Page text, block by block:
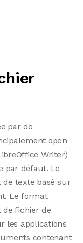
par de
open
Writer)
par défaut. Le
texte basé sur
Le format
de fichier de
les applications
contenant